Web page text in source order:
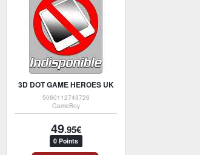
3D DOT GAME HEROES UK
5060112743726
GameBoy
49.95€
0 Points